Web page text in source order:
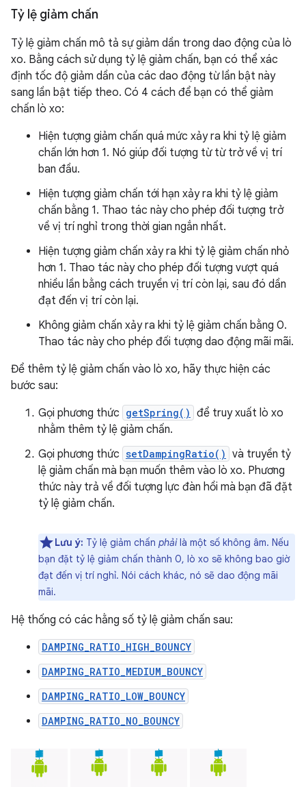
Tỷ lệ giảm chấn
Tỷ lệ giảm chấn mô tả sự giảm dần trong dao động của lò
xo. Bằng cách sử dụng tỷ lệ giảm chấn, bạn có thể xác
định tốc độ giảm dần của các dao động từ lần bật này
sang lần bật tiếp theo. Có 4 cách để bạn có thể giảm
chấn lò xo:
Hiện tượng giảm chấn quá mức xảy ra khi tỷ lệ giảm
chấn lớn hơn 1. Nó giúp đối tượng từ từ trở về vị trí
ban đầu.
Hiện tượng giảm chấn tới hạn xảy ra khi tỷ lệ giảm
chấn bằng 1. Thao tác này cho phép đối tượng trở
về vị trí nghỉ trong thời gian ngắn nhất.
Hiện tượng giảm chấn xảy ra khi tỷ lệ giảm chấn nhỏ
hơn 1. Thao tác này cho phép đối tượng vượt quá
nhiều lần bằng cách truyền vị trí còn lại, sau đó dần
đạt đến vị trí còn lại.
Không giảm chấn xảy ra khi tỷ lệ giảm chấn bằng 0.
Thao tác này cho phép đối tượng dao động mãi mãi.
Để thêm tỷ lệ giảm chấn vào lò xo, hãy thực hiện các
bước sau:
Gọi phương thức getSpring() để truy xuất lò xo
nhằm thêm tỷ lệ giảm chấn.
Gọi phương thức setDampingRatio() và truyền tỷ
lệ giảm chấn mà bạn muốn thêm vào lò xo. Phương
thức này trả về đối tượng lực đàn hồi mà bạn đã đặt
tỷ lệ giảm chấn.
Lưu ý: Tỷ lệ giảm chấn phảilà một số không âm. Nếu
bạn đặt tỷ lệ giảm chấn thành 0, lò xo sẽ không bao giờ
đạt đến vị trí nghỉ. Nói cách khác, nó sẽ dao động mãi
mãi.
Hệ thống có các hằng số tỷ lệ giảm chấn sau:
DAMPING_RATIO_HIGH_BOUNCY
DAMPING_RATIO_MEDIUM_BOUNCY
DAMPING_RATIO_LOW_BOUNCY
DAMPING_RATIO_NO_BOUNCY